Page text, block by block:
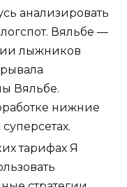
анализировать
Вяльбе —
лыжников
Вяльбе.
нижние
тарифах Я